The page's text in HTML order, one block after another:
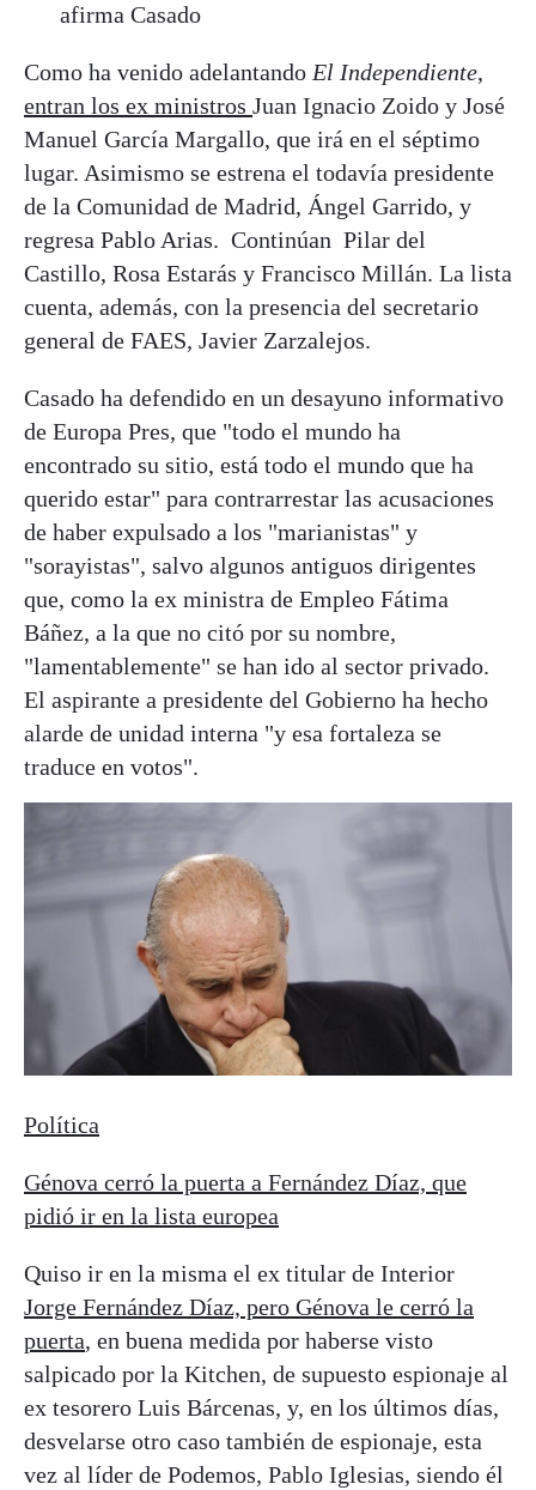
afirma Casado
Como ha venido adelantando El Independiente,
entran los ex ministros Juan Ignacio Zoido y José
Manuel García Margallo, que irá en el séptimo
lugar. Asimismo se estrena el todavía presidente
de la Comunidad de Madrid, Ángel Garrido, y
regresa Pablo Arias. Continúan Pilar del
Castillo, Rosa Estarás y Francisco Millán. La lista
cuenta, además, con la presencia del secretario
general de FAES, Javier Zarzalejos.
Casado ha defendido en un desayuno informativo
de Europa Pres, que "todo el mundo ha
encontrado su sitio, está todo el mundo que ha
querido estar" para contrarrestar las acusaciones
de haber expulsado a los "marianistas" y
"sorayistas", salvo algunos antiguos dirigentes
que, como la ex ministra de Empleo Fátima
Báñez, a la que no citó por su nombre,
"lamentablemente" se han ido al sector privado.
El aspirante a presidente del Gobierno ha hecho
alarde de unidad interna "y esa fortaleza se
traduce en votos".
Política
Génova cerró la puerta a Fernández Díaz, que
pidió ir en la lista europea
Quiso ir en la misma el ex titular de Interior
Jorge Fernández Díaz, pero Génova le cerró la
puerta, en buena medida por haberse visto
salpicado por la Kitchen, de supuesto espionaje al
ex tesorero Luis Bárcenas, y, en los últimos días,
desvelarse otro caso también de espionaje, esta
vez al líder de Podemos, Pablo Iglesias, siendo él